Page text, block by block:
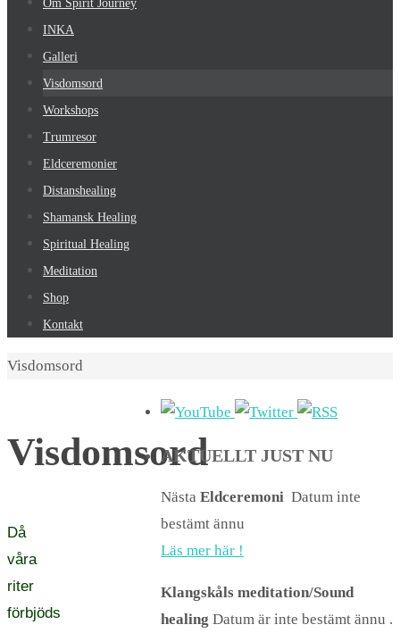
innehållet
Om Spirit Journey
INKA
Galleri
Visdomsord
Workshops
Trumresor
Eldceremonier
Distanshealing
Shamansk Healing
Spiritual Healing
Meditation
Shop
Kontakt
Home
Visdomsord
Visdomsord
Då
våra
riter
förbjöds
AKTUELLT JUST NU
Nästa Eldceremoni Datum inte
bestämt ännu
Läs mer här !
Klangskåls meditation/Sound
healing Datum är inte bestämt ännu .